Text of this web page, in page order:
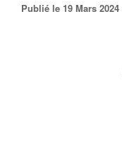
Publié le 19 Mars 2024